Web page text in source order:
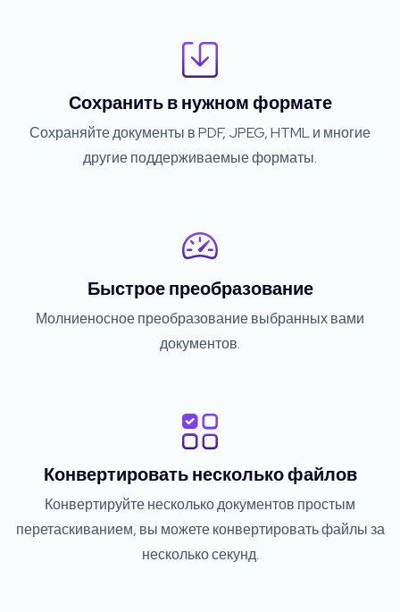
Сохранить в нужном формате
Сохраняйте документы в PDF, JPEG, HTML и многие
другие поддерживаемые форматы.
Быстрое преобразование
Молниеносное преобразование выбранных вами
документов.
Конвертировать несколько файлов
Конвертируйте несколько документов простым
перетаскиванием, вы можете конвертировать файлы за
несколько секунд.